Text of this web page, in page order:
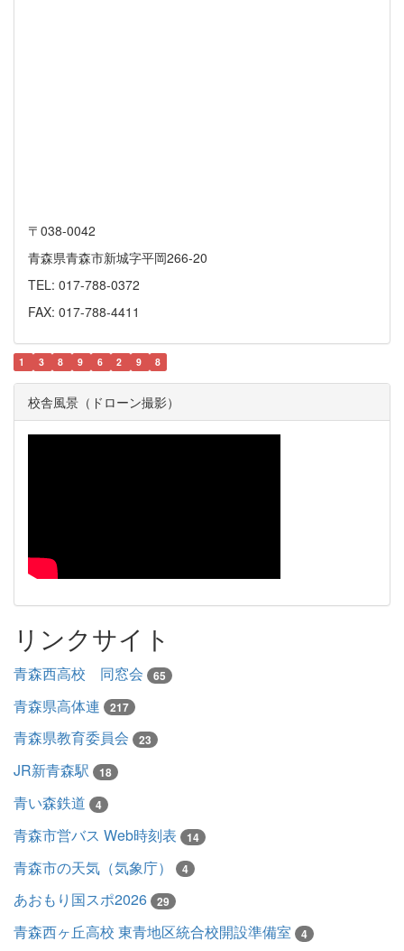
〒038-0042
青森県青森市新城字平岡266-20
TEL: 017-788-0372
FAX: 017-788-4411
1 3 8 9 6 2 9 8
校舎風景（ドローン撮影）
リンクサイト
青森西高校 同窓会 65
青森県高体連 217
青森県教育委員会 23
JR新青森駅 18
青い森鉄道 4
青森市営バス Web時刻表 14
青森市の天気（気象庁） 4
あおもり国スポ2026 29
青森西ヶ丘高校 東青地区統合校開設準備室 4